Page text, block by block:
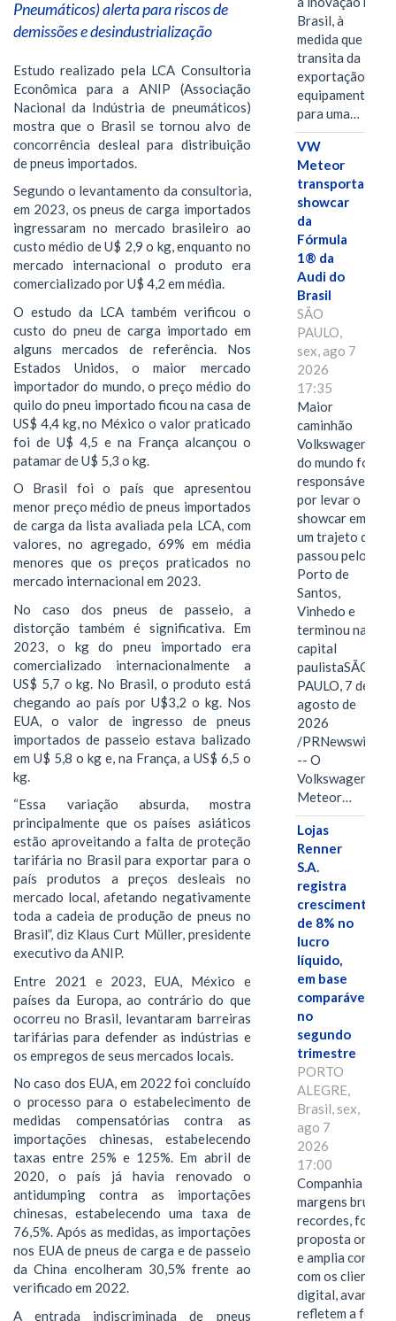
Pneumáticos) alerta para riscos de
demissões e desindustrialização
Estudo realizado pela LCA Consultoria
Econômica para a ANIP (Associação
Nacional da Indústria de pneumáticos)
mostra que o Brasil se tornou alvo de
concorrência desleal para distribuição
de pneus importados.
Segundo o levantamento da consultoria,
em 2023, os pneus de carga importados
ingressaram no mercado brasileiro ao
custo médio de U$ 2,9 o kg, enquanto no
mercado internacional o produto era
comercializado por U$ 4,2 em média.
O estudo da LCA também verificou o
custo do pneu de carga importado em
alguns mercados de referência. Nos
Estados Unidos, o maior mercado
importador do mundo, o preço médio do
quilo do pneu importado ficou na casa de
US$ 4,4 kg, no México o valor praticado
foi de U$ 4,5 e na França alcançou o
patamar de U$ 5,3 o kg.
O Brasil foi o país que apresentou
menor preço médio de pneus importados
de carga da lista avaliada pela LCA, com
valores, no agregado, 69% em média
menores que os preços praticados no
mercado internacional em 2023.
No caso dos pneus de passeio, a
distorção também é significativa. Em
2023, o kg do pneu importado era
comercializado internacionalmente a
US$ 5,7 o kg. No Brasil, o produto está
chegando ao país por U$3,2 o kg. Nos
EUA, o valor de ingresso de pneus
importados de passeio estava balizado
em U$ 5,8 o kg e, na França, a US$ 6,5 o
kg.
“Essa variação absurda, mostra
principalmente que os países asiáticos
estão aproveitando a falta de proteção
tarifária no Brasil para exportar para o
país produtos a preços desleais no
mercado local, afetando negativamente
toda a cadeia de produção de pneus no
Brasil”, diz Klaus Curt Müller, presidente
executivo da ANIP.
Entre 2021 e 2023, EUA, México e
países da Europa, ao contrário do que
ocorreu no Brasil, levantaram barreiras
tarifárias para defender as indústrias e
os empregos de seus mercados locais.
No caso dos EUA, em 2022 foi concluído
o processo para o estabelecimento de
medidas compensatórias contra as
importações chinesas, estabelecendo
taxas entre 25% e 125%. Em abril de
2020, o país já havia renovado o
antidumping contra as importações
chinesas, estabelecendo uma taxa de
76,5%. Após as medidas, as importações
nos EUA de pneus de carga e de passeio
da China encolheram 30,5% frente ao
verificado em 2022.
A entrada indiscriminada de pneus
Brasil, à
medida que
transita da
exportação de
equipamentos
para uma…
VW
Meteor
transporta
showcar
da
Fórmula
1® da
Audi do
Brasil
SÃO
PAULO,
sex, ago 7
2026
17:35
Maior
caminhão
Volkswagen
do mundo foi
responsável
por levar o
showcar em
um trajeto que
passou pelo
Porto de
Santos,
Vinhedo e
terminou na
capital
paulistaSÃO
PAULO, 7 de
agosto de
2026
/PRNewswire/
-- O
Volkswagen
Meteor…
Lojas
Renner
S.A.
registra
crescimento
de 8% no
lucro
líquido,
em base
comparável,
no
segundo
trimestre
PORTO
ALEGRE,
Brasil, sex,
ago 7
2026
17:00
Companhia
margens brutas
recordes,
proposta
e amplia
com os clientes
digital, avanços
refletem a força